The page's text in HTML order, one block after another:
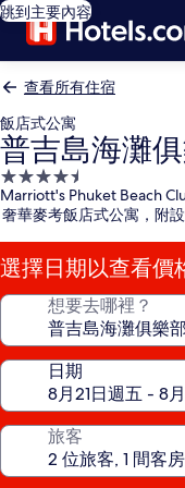
跳到主要內容
查看所有住宿
飯店式公寓
普吉島海灘
4.5
星
級
住
宿
Marriott's Phuket Beach
奢華麥考飯店式公寓，附
選擇日期以查看價
想要去哪裡？
日期
旅客